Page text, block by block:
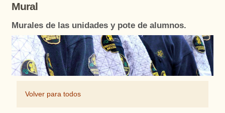
Mural
Murales de las unidades y pote de alumnos.
Volver para todos